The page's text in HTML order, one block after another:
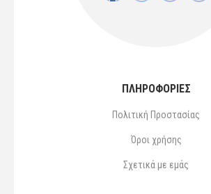
ΠΛΗΡΟΦΟΡΙΕΣ
Πολιτική Προστασίας
Όροι χρήσης
Σχετικά με εμάς